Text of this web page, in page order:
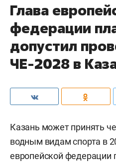
Глава
федерации
допустил
ЧЕ-2028 в
Казань может принять
водным видам спорта в
европейской федерации